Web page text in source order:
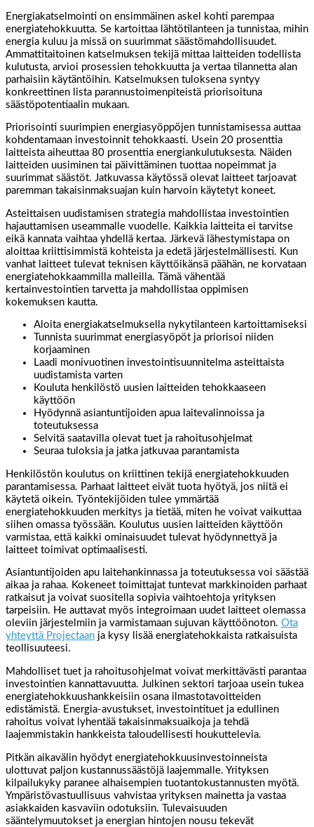
Energiakatselmointi on ensimmäinen askel kohti parempaa
energiatehokkuutta. Se kartoittaa lähtötilanteen ja tunnistaa, mihin
energia kuluu ja missä on suurimmat säästömahdollisuudet.
Ammattitaitoinen katselmuksen tekijä mittaa laitteiden todellista
kulutusta, arvioi prosessien tehokkuutta ja vertaa tilannetta alan
parhaisiin käytäntöihin. Katselmuksen tuloksena syntyy
konkreettinen lista parannustoimenpiteistä priorisoituna
säästöpotentiaalin mukaan.
Priorisointi suurimpien energiasyöppöjen tunnistamisessa auttaa
kohdentamaan investoinnit tehokkaasti. Usein 20 prosenttia
laitteista aiheuttaa 80 prosenttia energiankulutuksesta. Näiden
laitteiden uusiminen tai päivittäminen tuottaa nopeimmat ja
suurimmat säästöt. Jatkuvassa käytössä olevat laitteet tarjoavat
paremman takaisinmaksuajan kuin harvoin käytetyt koneet.
Asteittaisen uudistamisen strategia mahdollistaa investointien
hajauttamisen useammalle vuodelle. Kaikkia laitteita ei tarvitse
eikä kannata vaihtaa yhdellä kertaa. Järkevä lähestymistapa on
aloittaa kriittisimmistä kohteista ja edetä järjestelmällisesti. Kun
vanhat laitteet tulevat teknisen käyttöikänsä päähän, ne korvataan
energiatehokkaammilla malleilla. Tämä vähentää
kertainvestointien tarvetta ja mahdollistaa oppimisen
kokemuksen kautta.
Aloita energiakatselmuksella nykytilanteen kartoittamiseksi
Tunnista suurimmat energiasyöpöt ja priorisoi niiden
korjaaminen
Laadi monivuotinen investointisuunnitelma asteittaista
uudistamista varten
Kouluta henkilöstö uusien laitteiden tehokkaaseen
käyttöön
Hyödynnä asiantuntijoiden apua laitevalinnoissa ja
toteutuksessa
Selvitä saatavilla olevat tuet ja rahoitusohjelmat
Seuraa tuloksia ja jatka jatkuvaa parantamista
Henkilöstön koulutus on kriittinen tekijä energiatehokkuuden
parantamisessa. Parhaat laitteet eivät tuota hyötyä, jos niitä ei
käytetä oikein. Työntekijöiden tulee ymmärtää
energiatehokkuuden merkitys ja tietää, miten he voivat vaikuttaa
siihen omassa työssään. Koulutus uusien laitteiden käyttöön
varmistaa, että kaikki ominaisuudet tulevat hyödynnettyä ja
laitteet toimivat optimaalisesti.
Asiantuntijoiden apu laitehankinnassa ja toteutuksessa voi säästää
aikaa ja rahaa. Kokeneet toimittajat tuntevat markkinoiden parhaat
ratkaisut ja voivat suositella sopivia vaihtoehtoja yrityksen
tarpeisiin. He auttavat myös integroimaan uudet laitteet olemassa
oleviin järjestelmiin ja varmistamaan sujuvan käyttöönoton. Ota
yhteyttä Projectaan ja kysy lisää energiatehokkaista ratkaisuista
teollisuuteesi.
Mahdolliset tuet ja rahoitusohjelmat voivat merkittävästi parantaa
investointien kannattavuutta. Julkinen sektori tarjoaa usein tukea
energiatehokkuushankkeisiin osana ilmastotavoitteiden
edistämistä. Energia-avustukset, investointituet ja edullinen
rahoitus voivat lyhentää takaisinmaksuaikoja ja tehdä
laajemmistakin hankkeista taloudellisesti houkuttelevia.
Pitkän aikavälin hyödyt energiatehokkuusinvestoinneista
ulottuvat paljon kustannussäästöjä laajemmalle. Yrityksen
kilpailukyky paranee alhaisempien tuotantokustannusten myötä.
Ympäristövastuullisuus vahvistaa yrityksen mainetta ja vastaa
asiakkaiden kasvaviin odotuksiin. Tulevaisuuden
sääntelymuutokset ja energian hintojen nousu tekevät